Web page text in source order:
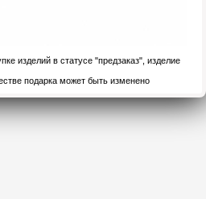
изделий в статусе "предзаказ", изделие
подарка может быть изменено